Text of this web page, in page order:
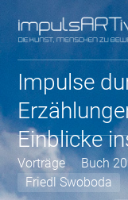
Impulse
Einblicke
Vorträge Buch
Friedl Swoboda